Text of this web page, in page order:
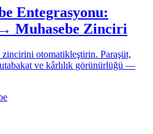
Entegrasyonu:
Muhasebe Zinciri
otomatikleştirin. Paraşüt,
ve kârlılık görünürlüğü —